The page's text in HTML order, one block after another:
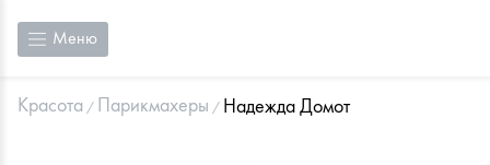
Меню
Красота Парикмахеры Надежда Домот